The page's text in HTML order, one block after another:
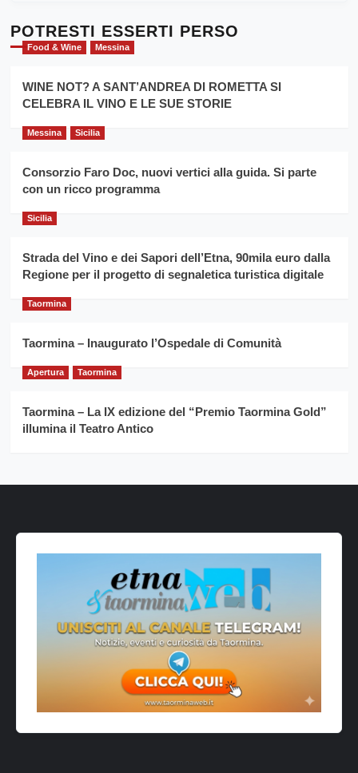
l’
evento
per
la
filiera
grano
Cronoscalata
Giarre
Montesalice
per
il
anno
Franco
Caruso
POTRESTI ESSERTI PERSO
Food & Wine Messina
WINE NOT? A SANT’ANDREA DI ROMETTA SI
CELEBRA IL VINO E LE SUE STORIE
Messina Sicilia
Consorzio Faro Doc, nuovi vertici alla guida. Si parte
con un ricco programma
Sicilia
Strada del Vino e dei Sapori dell’Etna, 90mila euro dalla
Regione per il progetto di segnaletica turistica digitale
Taormina
Taormina – Inaugurato l’Ospedale di Comunità
Apertura Taormina
Taormina – La IX edizione del “Premio Taormina Gold”
illumina il Teatro Antico